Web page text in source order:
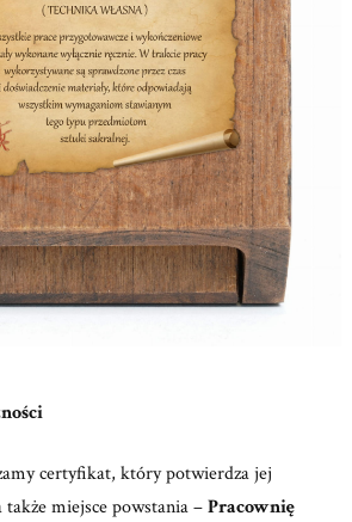
certyfikat, który potwierdza jej
miejsce powstania –Pracownię